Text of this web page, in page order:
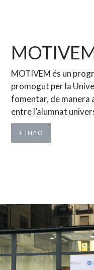
MOTIVEM és un
promogut per la
fomentar, de manera
entre l’alumnat
+ INFO